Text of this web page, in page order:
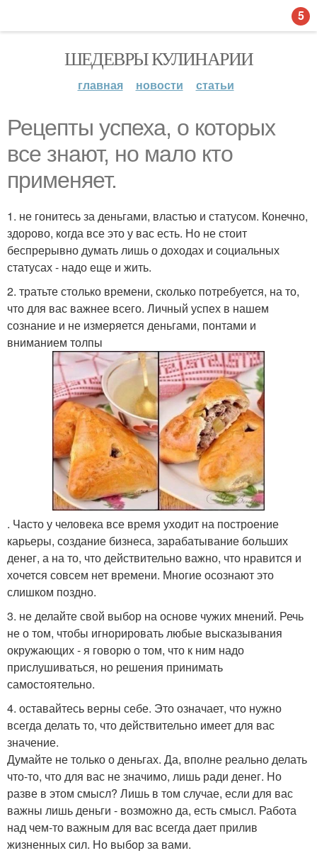
ШЕДЕВРЫ КУЛИНАРИИ
главная новости статьи
Рецепты успеха, о которых
все знают, но мало кто
применяет.
1. не гонитесь за деньгами, властью и статусом. Конечно,
здорово, когда все это у вас есть. Но не стоит
беспрерывно думать лишь о доходах и социальных
статусах - надо еще и жить.
2. тратьте столько времени, сколько потребуется, на то,
что для вас важнее всего. Личный успех в нашем
сознание и не измеряется деньгами, понтами и
вниманием толпы
. Часто у человека все время уходит на построение
карьеры, создание бизнеса, зарабатывание больших
денег, а на то, что действительно важно, что нравится и
хочется совсем нет времени. Многие осознают это
слишком поздно.
3. не делайте свой выбор на основе чужих мнений. Речь
не о том, чтобы игнорировать любые высказывания
окружающих - я говорю о том, что к ним надо
прислушиваться, но решения принимать
самостоятельно.
4. оставайтесь верны себе. Это означает, что нужно
всегда делать то, что действительно имеет для вас
значение.
Думайте не только о деньгах. Да, вполне реально делать
что-то, что для вас не значимо, лишь ради денег. Но
разве в этом смысл? Лишь в том случае, если для вас
важны лишь деньги - возможно да, есть смысл. Работа
над чем-то важным для вас всегда дает прилив
жизненных сил. Но выбор за вами.
5